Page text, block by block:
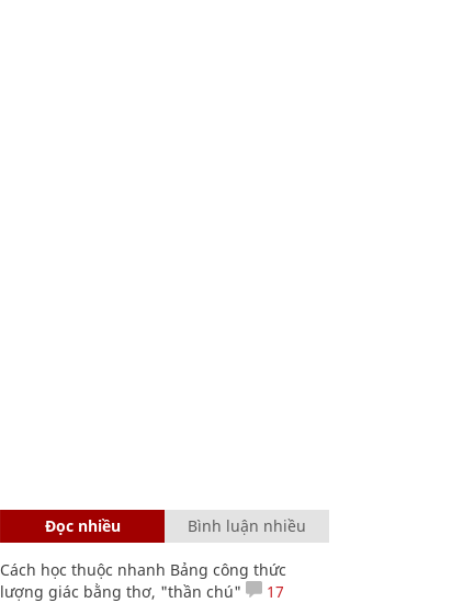
Đọc nhiều Bình luận nhiều
Cách học thuộc nhanh Bảng công thức
lượng giác bằng thơ, "thần chú"
17